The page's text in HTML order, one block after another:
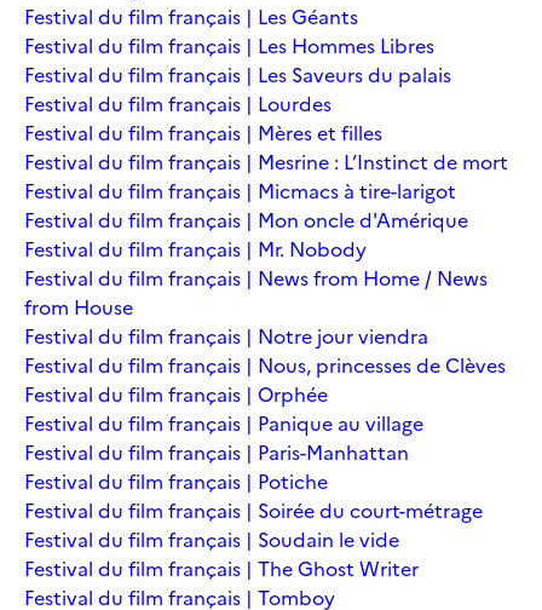
Festival du film français | Les Géants
Festival du film français | Les Hommes Libres
Festival du film français | Les Saveurs du palais
Festival du film français | Lourdes
Festival du film français | Mères et filles
Festival du film français | Mesrine : L’Instinct de mort
Festival du film français | Micmacs à tire-larigot
Festival du film français | Mon oncle d'Amérique
Festival du film français | Mr. Nobody
Festival du film français | News from Home / News
from House
Festival du film français | Notre jour viendra
Festival du film français | Nous, princesses de Clèves
Festival du film français | Orphée
Festival du film français | Panique au village
Festival du film français | Paris-Manhattan
Festival du film français | Potiche
Festival du film français | Soirée du court-métrage
Festival du film français | Soudain le vide
Festival du film français | The Ghost Writer
Festival du film français | Tomboy